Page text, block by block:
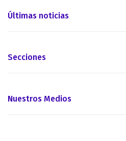
Últimas noticias
Secciones
Nuestros Medios